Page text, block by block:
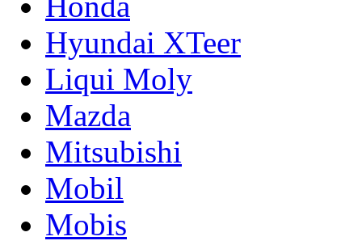
Hyundai XTeer
Liqui Moly
Mazda
Mitsubishi
Mobil
Mobis